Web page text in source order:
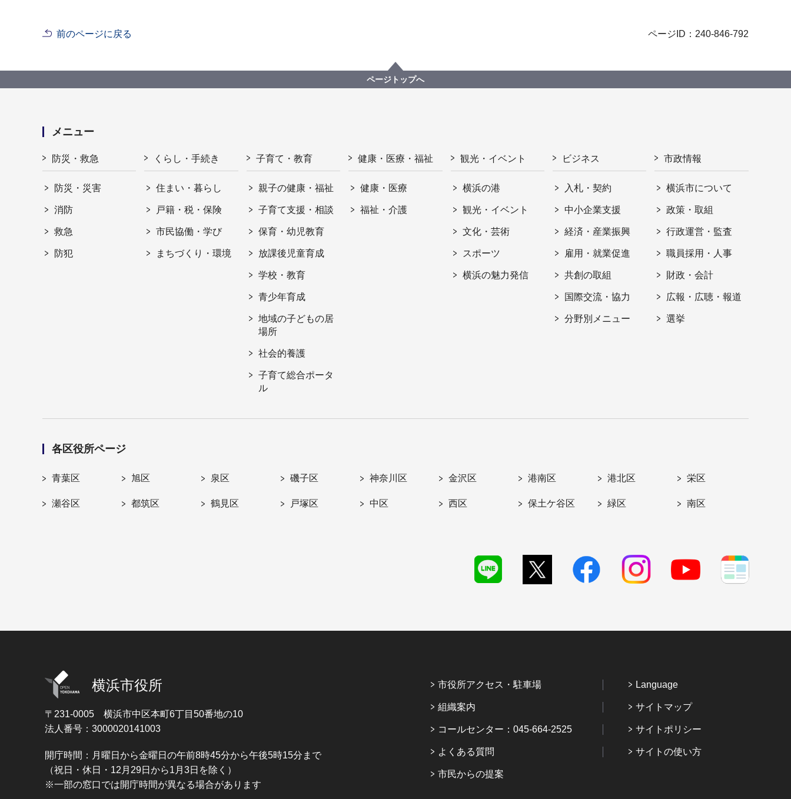
前のページに戻る ページID：240-846-792
ページトップへ
メニュー
防災・救急
防災・災害
消防
救急
防犯
くらし・手続き
住まい・暮らし
戸籍・税・保険
市民協働・学び
まちづくり・環境
子育て・教育
親子の健康・福祉
子育て支援・相談
保育・幼児教育
放課後児童育成
学校・教育
青少年育成
地域の子どもの居
場所
社会的養護
子育て総合ポータ
ル
健康・医療・福祉
健康・医療
福祉・介護
観光・イベント
横浜の港
観光・イベント
文化・芸術
スポーツ
横浜の魅力発信
ビジネス
入札・契約
中小企業支援
経済・産業振興
雇用・就業促進
共創の取組
国際交流・協力
分野別メニュー
市政情報
横浜市について
政策・取組
行政運営・監査
職員採用・人事
財政・会計
広報・広聴・報道
選挙
各区役所ページ
青葉区 旭区 泉区 磯子区 神奈川区 金沢区 港南区 港北区 栄区
瀬谷区 都筑区 鶴見区 戸塚区 中区 西区 保土ケ谷区 緑区 南区
横浜市役所
〒231-0005 横浜市中区本町6丁目50番地の10
法人番号：3000020141003
開庁時間：月曜日から金曜日の午前8時45分から午後5時15分まで
（祝日・休日・12月29日から1月3日を除く）
※一部の窓口では開庁時間が異なる場合があります
市役所アクセス・駐車場
組織案内
コールセンター：045-664-2525
よくある質問
市民からの提案
Language
サイトマップ
サイトポリシー
サイトの使い方